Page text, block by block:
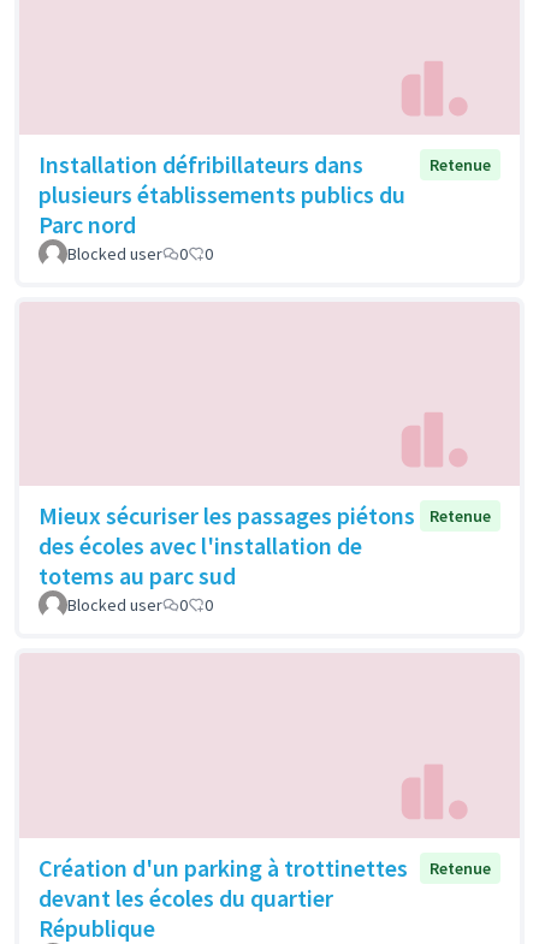
Installation défribillateurs dans
plusieurs établissements publics du
Parc nord
Retenue
Blocked user 0 0
Mieux sécuriser les passages piétons
des écoles avec l'installation de
totems au parc sud
Retenue
Blocked user 0 0
Création d'un parking à trottinettes
devant les écoles du quartier
République
Retenue